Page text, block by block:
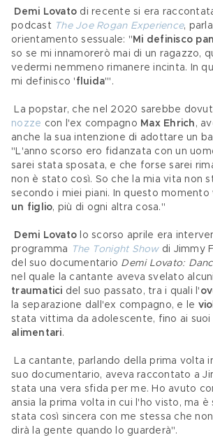
Demi Lovato di recente si era
podcast The Joe Rogan Experience,
orientamento sessuale: " Mi definisco
so se mi innamorerò mai di un ragazzo,
vedermi nemmeno rimanere incinta. In
mi definisco ' fluida'".
La popstar, che nel 2020 sarebbe
nozze con l'ex compagno Max Ehrich ,
anche la sua intenzione di adottare un
"L'anno scorso ero fidanzata con un
sarei stata sposata, e che forse sarei
non è stato così. So che la mia vita non
secondo i miei piani. In questo momento
un figlio, più di ogni altra cosa."
Demi Lovato lo scorso aprile era
programma
The Tonight Show di Jimmy
del suo documentario Demi Lovato:
nel quale la cantante aveva svelato alcuni
traumatici del suo passato, tra i quali l'
la separazione dall'ex compagno, e le
stata vittima da adolescente, fino ai suoi
alimentari.
suo documentario, aveva raccontato a
stata una vera sfida per me. Ho avuto
ansia la prima volta in cui l'ho visto, ma
stata così sincera con me stessa che
dirà la gente quando lo guarderà".